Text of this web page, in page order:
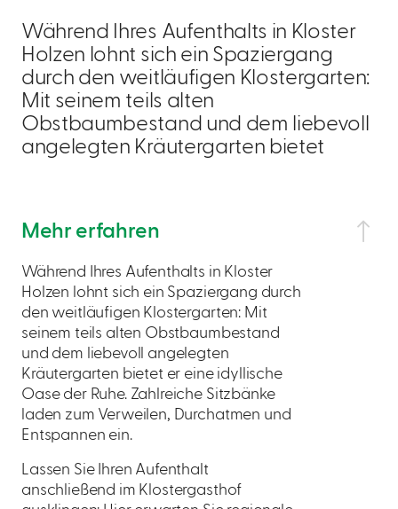
Während Ihres Aufenthalts in Kloster
Holzen lohnt sich ein Spaziergang
durch den weitläufigen Klostergarten:
Mit seinem teils alten
Obstbaumbestand und dem liebevoll
angelegten Kräutergarten bietet
Mehr erfahren
Während Ihres Aufenthalts in Kloster
Holzen lohnt sich ein Spaziergang durch
den weitläufigen Klostergarten: Mit
seinem teils alten Obstbaumbestand
und dem liebevoll angelegten
Kräutergarten bietet er eine idyllische
Oase der Ruhe. Zahlreiche Sitzbänke
laden zum Verweilen, Durchatmen und
Entspannen ein.
Lassen Sie Ihren Aufenthalt
anschließend im Klostergasthof